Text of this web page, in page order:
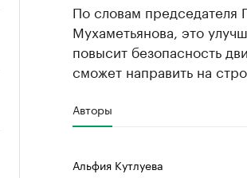
По словам председателя
Мухаметьянова, это
повысит безопасность
сможет направить на
Авторы
Альфия Кутлуева